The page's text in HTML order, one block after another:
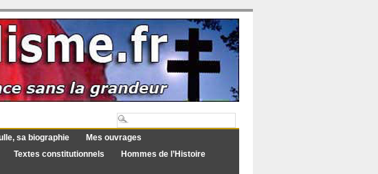
sa biographie
Mes ouvrages
Textes constitutionnels
Hommes de l’Histoire